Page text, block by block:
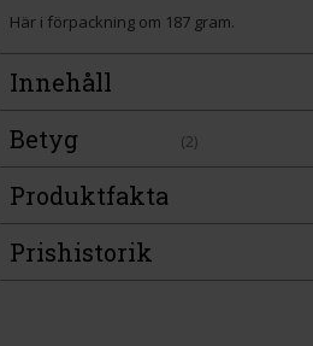
Här i förpackning om 187 gram.
Innehåll
Betyg
(2)
Produktfakta
Prishistorik